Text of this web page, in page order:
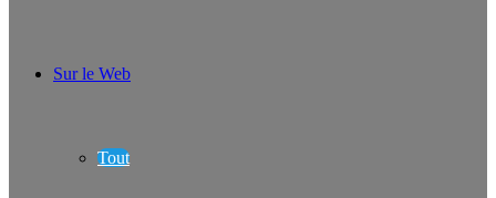
Sur le Web
Tout